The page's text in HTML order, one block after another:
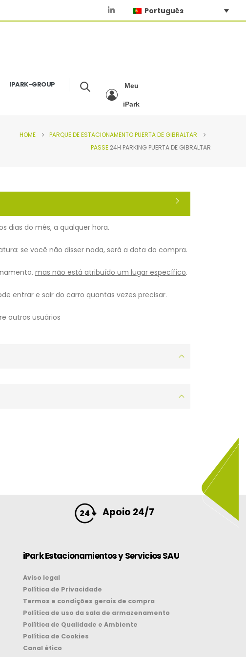
Português
IPARK-GROUP Meu
iPark
HOME PARQUE DE ESTACIONAMENTOPUERTA DE GIBRALTAR
PASSE 24H PARKING PUERTA DE GIBRALTAR
dias do mês, a qualquer hora.
se você não disser nada, será a data da compra.
mas não está atribuído um lugar específico.
entrar e sair do carro quantas vezes precisar.
outros usuários
Apoio 24/7
iPark Estacionamientos y Servicios SAU
Aviso legal
Política de Privacidade
Termos e condições gerais de compra
Política de uso da sala de armazenamento
Política de Qualidade e Ambiente
Política de Cookies
Canal ético